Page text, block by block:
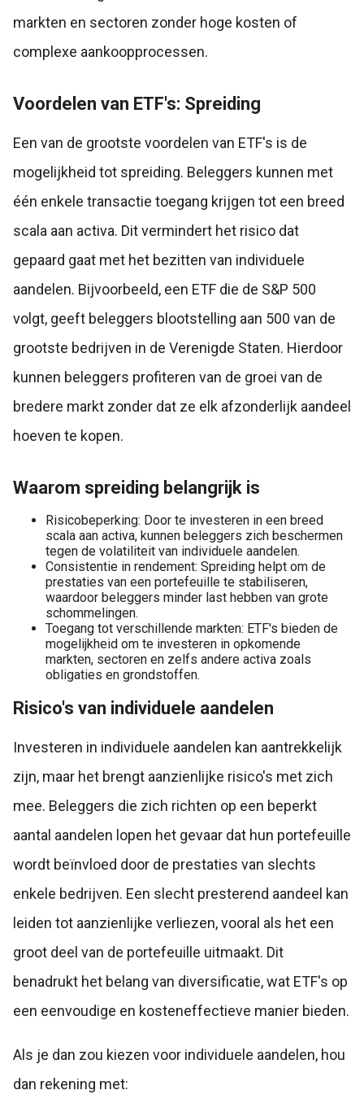
markten en sectoren zonder hoge kosten of
complexe aankoopprocessen.
Voordelen van ETF's: Spreiding
Een van de grootste voordelen van ETF's is de
mogelijkheid tot spreiding. Beleggers kunnen met
één enkele transactie toegang krijgen tot een breed
scala aan activa. Dit vermindert het risico dat
gepaard gaat met het bezitten van individuele
aandelen. Bijvoorbeeld, een ETF die de S&P 500
volgt, geeft beleggers blootstelling aan 500 van de
grootste bedrijven in de Verenigde Staten. Hierdoor
kunnen beleggers profiteren van de groei van de
bredere markt zonder dat ze elk afzonderlijk aandeel
hoeven te kopen.
Waarom spreiding belangrijk is
Risicobeperking: Door te investeren in een breed
scala aan activa, kunnen beleggers zich beschermen
tegen de volatiliteit van individuele aandelen.
Consistentie in rendement: Spreiding helpt om de
prestaties van een portefeuille te stabiliseren,
waardoor beleggers minder last hebben van grote
schommelingen.
Toegang tot verschillende markten: ETF's bieden de
mogelijkheid om te investeren in opkomende
markten, sectoren en zelfs andere activa zoals
obligaties en grondstoffen.
Risico's van individuele aandelen
Investeren in individuele aandelen kan aantrekkelijk
zijn, maar het brengt aanzienlijke risico's met zich
mee. Beleggers die zich richten op een beperkt
aantal aandelen lopen het gevaar dat hun portefeuille
wordt beïnvloed door de prestaties van slechts
enkele bedrijven. Een slecht presterend aandeel kan
leiden tot aanzienlijke verliezen, vooral als het een
groot deel van de portefeuille uitmaakt. Dit
benadrukt het belang van diversificatie, wat ETF's op
een eenvoudige en kosteneffectieve manier bieden.
Als je dan zou kiezen voor individuele aandelen, hou
dan rekening met: